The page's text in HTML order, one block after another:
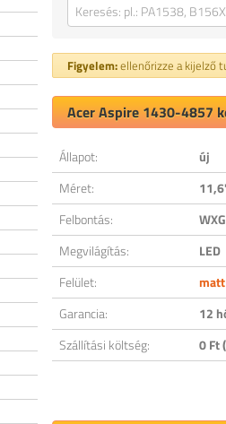
Figyelem:ellenőrizze a kijelző
Acer Aspire 1430-4857
Állapot:
új
Méret:
Felbontás:
Megvilágítás:
LED
Felület:
matt
Garancia:
12
Szállítási költség:
0 Ft